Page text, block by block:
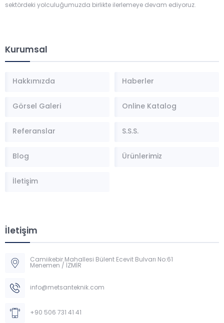
sektördeki yolculuğumuzda birlikte ilerlemeye devam ediyoruz.
Kurumsal
Hakkımızda Haberler
Görsel Galeri Online Katalog
Referanslar S.S.S.
Blog Ürünlerimiz
İletişim
İletişim
Camiikebir Mahallesi Bülent Ecevit Bulvarı No:61
Menemen / İZMİR
info@metsanteknik.com
+90 506 731 41 41